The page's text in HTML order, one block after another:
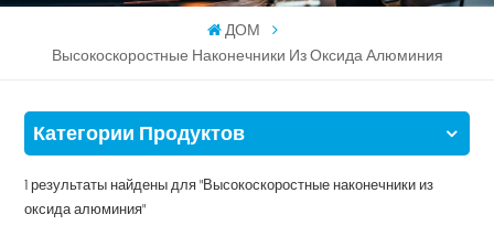
ДОМ
Высокоскоростные Наконечники Из Оксида Алюминия
Категории Продуктов
1 результаты найдены для "Высокоскоростные наконечники из
оксида алюминия"